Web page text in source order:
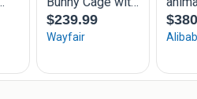
bij u worden bezorgd,
maatwerk dierverblijf te bestellen